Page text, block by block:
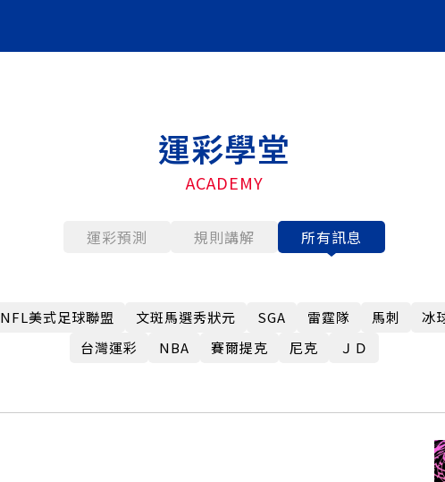
運彩學堂
ACADEMY
運彩預測 規則講解 所有訊息
NFL美式足球聯盟 文斑馬選秀狀元 SGA 雷霆隊 馬刺 冰
台灣運彩
NBA 賽爾提克 尼克 ＪＤ